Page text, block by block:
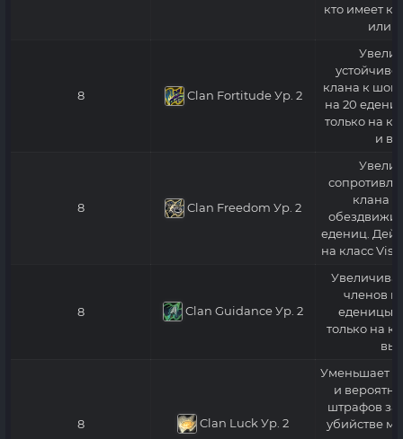
кто имеет
или
8 Clan FortitudeУр. 2
клана к
на 20
только на
и
8 Clan Freedom Ур. 2
клана к
едениц.
на класс
8 Clan GuidanceУр. 2
членов
еденицы.
только на
8 Clan Luck Ур. 2
Уменьшает
и
штрафов за
убийстве